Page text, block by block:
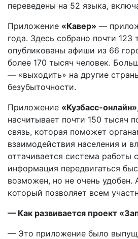
переведены на 52 языка,
Приложение «Кавер» —
года. Здесь собрано почти
опубликованы афиши из 66
более 170 тысяч человек.
— «выходить» на другие
безубыточности.
Приложение «Кузбасс-онлайн»
насчитывает почти 150 тысяч
связь, которая поможет
взаимодействия населения и
оттачивается система работы
информация передвигаться
возможен, но не очень удобен.
который позволяет всем
— Как развивается проект
— Это приложение было